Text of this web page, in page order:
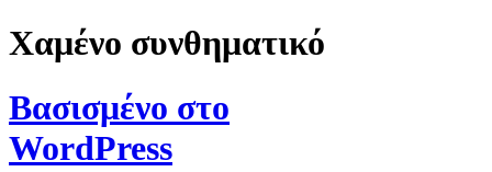
Χαμένο συνθηματικό
Βασισμένο στο
WordPress